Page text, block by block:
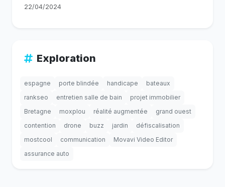
22/04/2024
Exploration
espagne porte blindée handicape
bateaux
rankseo
entretien salle de bain
projet immobilier
Bretagne
moxplou réalité augmentée
grand ouest
contention
drone buzz jardin
défiscalisation
mostcool
communication
Movavi Video Editor
assurance auto